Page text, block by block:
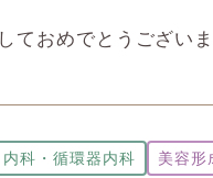
ておめでとうござい
内科・循環器内科 美容形